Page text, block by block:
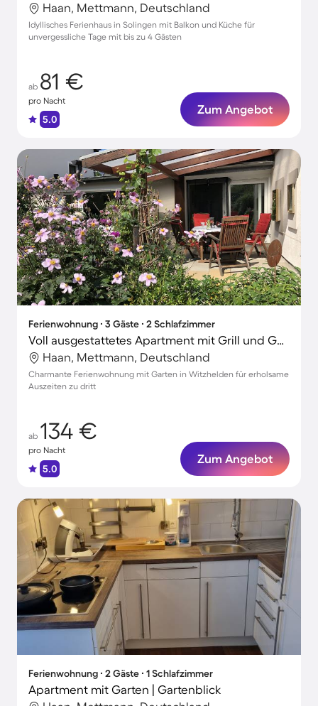
Haan, Mettmann, Deutschland
Idyllisches Ferienhaus in Solingen mit Balkon und Küche für
unvergessliche Tage mit bis zu 4 Gästen
ab 81 €
pro Nacht
5.0
Zum Angebot
Ferienwohnung ∙ 3 Gäste ∙ 2 Schlafzimmer
Voll ausgestattetes Apartment mit Grill und Garten | Naturblick
Haan, Mettmann, Deutschland
Charmante Ferienwohnung mit Garten in Witzhelden für erholsame
Auszeiten zu dritt
ab 134 €
pro Nacht
5.0
Zum Angebot
Ferienwohnung ∙ 2 Gäste ∙ 1 Schlafzimmer
Apartment mit Garten | Gartenblick